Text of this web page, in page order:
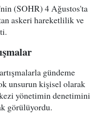
(SOHR) 4 Ağustos'ta
askeri hareketlilik ve
gündeme
unsurun kişisel olarak
yönetimin denetimini
görülüyordu.